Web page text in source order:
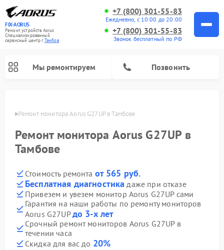
FIX-AORUS
Ремонт устройств Aorus
Специализированный
cервисный центр г.Тамбов
+7 (800) 301-55-83
Ежедневно, с 10:00 до 20:00
+7 (800) 301-55-83
Звонок бесплатный по РФ
Мы ремонтируем Позвонить
Ремонт монитора Aorus G27UP в Тамбове
Ремонт монитора Aorus G27UP в
Тамбове
Стоимость ремонта от 565 руб.
Бесплатная диагностика даже при отказе
Привезем и увезем монитор Aorus G27UP сами
Гарантия на наши работы по ремонту мониторов
Aorus G27UPдо 3-х лет
Срочный ремонт мониторов Aorus G27UP в
течении часа
Скидка для вас до 20%